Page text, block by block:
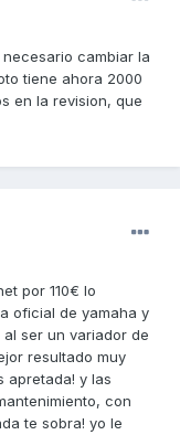
cambiar la
tiene ahora 2000
en la revision, que
por 110€ lo
oficial de yamaha y
ser un variador de
resultado muy
apretada! y las
con
te sobra! yo le